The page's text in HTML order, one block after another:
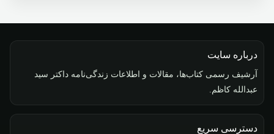
درباره سایت
آرشیف رسمی کتاب‌ها، مقالات و اطلاعات زندگی‌نامه داکتر سید
عبدالله کاظم.
دسترسی سریع